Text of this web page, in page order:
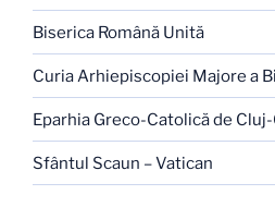
Biserica Română Unită
Curia Arhiepiscopiei Majore a
Eparhia Greco-Catolică de
Sfântul Scaun – Vatican